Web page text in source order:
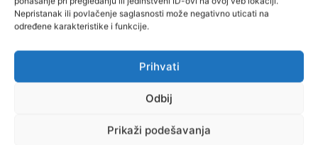
Nepristanak ili povlačenje saglasnosti može negativno uticati na
određene karakteristike i funkcije.
Prihvati
Odbij
Prikaži podešavanja